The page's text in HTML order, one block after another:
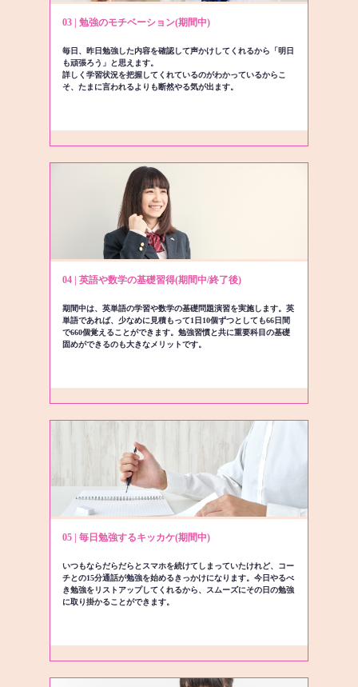
03 | 勉強のモチベーション(期間中)
毎日、昨日勉強した内容を確認して声かけしてくれるから「明日
も頑張ろう」と思えます。
詳しく学習状況を把握してくれているのがわかっているからこ
そ、たまに言われるよりも断然やる気が出ます。
04 | 英語や数学の基礎習得(期間中/終了後)
期間中は、英単語の学習や数学の基礎問題演習を実施します。英
単語であれば、少なめに見積もって1日10個ずつとしても66日間
で660個覚えることができます。勉強習慣と共に重要科目の基礎
固めができるのも大きなメリットです。
05 | 毎日勉強するキッカケ(期間中)
いつもならだらだらとスマホを続けてしまっていたけれど、コー
チとの15分通話が勉強を始めるきっかけになります。今日やるべ
き勉強をリストアップしてくれるから、スムーズにその日の勉強
に取り掛かることができます。